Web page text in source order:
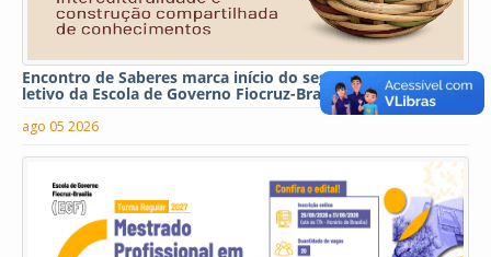
Encontro de Saberes marca início do segundo semestre
letivo da Escola de Governo Fiocruz-Brasília
ago 05 2026